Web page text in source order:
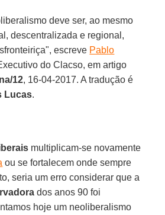
deve ser, ao mesmo
descentralizada e regional,
escreve Pablo
do Clacso, em artigo
12, 16-04-2017. A tradução é
Lucas.
multiplicam-se novamente
ou se fortalecem onde sempre
seria um erro considerar que a
dos anos 90 foi
hoje um neoliberalismo